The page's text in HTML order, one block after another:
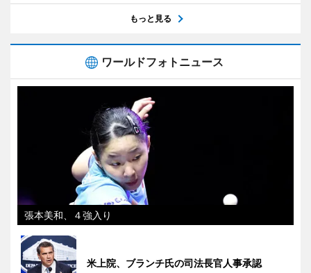
もっと見る
ワールドフォトニュース
張本美和、４強入り
米上院、ブランチ氏の司法長官人事承認